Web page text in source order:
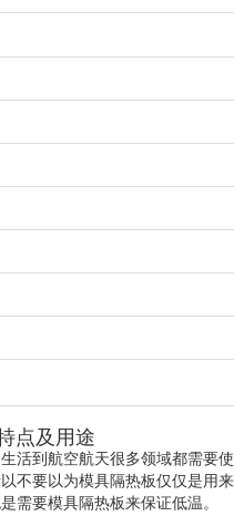
点及用途
活到航空航天很多领域都需要使
不要以为模具隔热板仅仅是用来
需要模具隔热板来保证低温。